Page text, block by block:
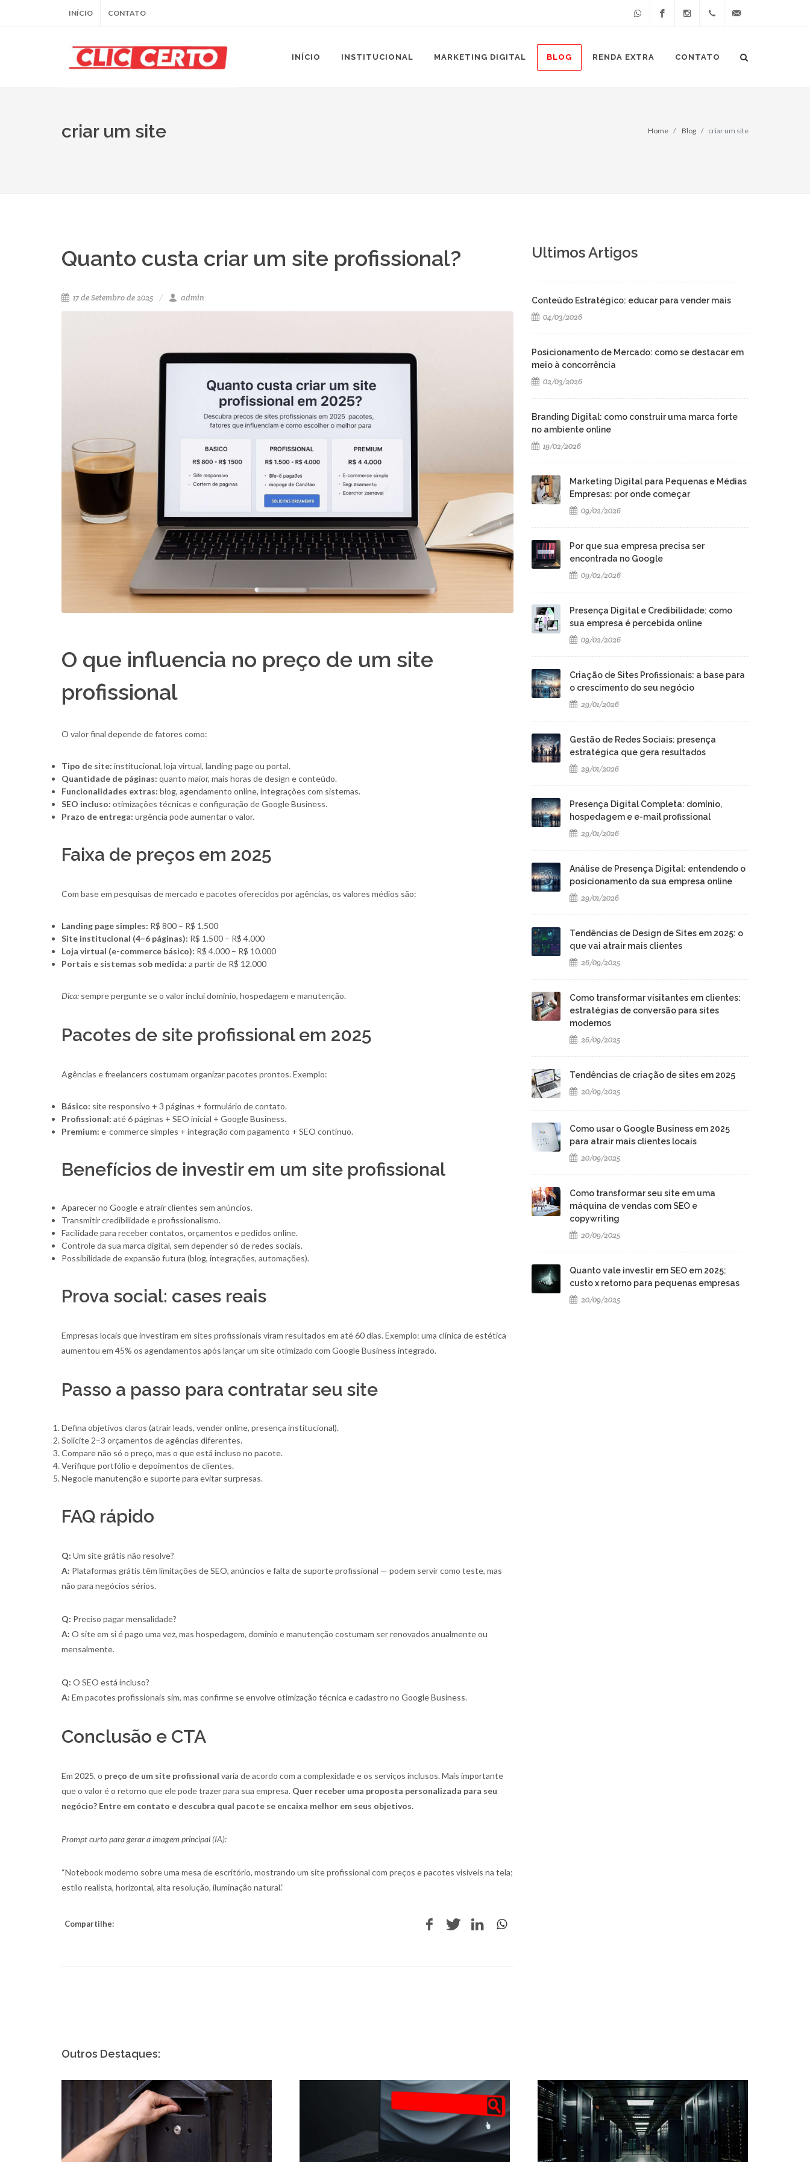
INÍCIO CONTATO
INÍCIO INSTITUCIONAL MARKETING DIGITAL BLOG RENDA EXTRA CONTATO
criar um site Home Blog criar um site
Quanto custa criar um site profissional?
17 de Setembro de 2025 admin
O que influencia no preço de um site
profissional
O valor final depende de fatores como:
Tipo de site: institucional, loja virtual, landing page ou portal.
Quantidade de páginas: quanto maior, mais horas de design e conteúdo.
Funcionalidades extras: blog, agendamento online, integrações com sistemas.
SEO incluso: otimizações técnicas e configuração de Google Business.
Prazo de entrega: urgência pode aumentar o valor.
Faixa de preços em 2025
Com base em pesquisas de mercado e pacotes oferecidos por agências, os valores médios são:
Landing page simples: R$ 800 – R$ 1.500
Site institucional (4–6 páginas): R$ 1.500 – R$ 4.000
Loja virtual (e-commerce básico): R$ 4.000 – R$ 10.000
Portais e sistemas sob medida: a partir de R$ 12.000
Dica: sempre pergunte se o valor inclui domínio, hospedagem e manutenção.
Pacotes de site profissional em 2025
Agências e freelancers costumam organizar pacotes prontos. Exemplo:
Básico: site responsivo + 3 páginas + formulário de contato.
Profissional: até 6 páginas + SEO inicial + Google Business.
Premium: e-commerce simples + integração com pagamento + SEO contínuo.
Benefícios de investir em um site profissional
Aparecer no Google e atrair clientes sem anúncios.
Transmitir credibilidade e profissionalismo.
Facilidade para receber contatos, orçamentos e pedidos online.
Controle da sua marca digital, sem depender só de redes sociais.
Possibilidade de expansão futura (blog, integrações, automações).
Prova social: cases reais
Empresas locais que investiram em sites profissionais viram resultados em até 60 dias. Exemplo: uma clínica de estética
aumentou em 45% os agendamentos após lançar um site otimizado com Google Business integrado.
Passo a passo para contratar seu site
Defina objetivos claros (atrair leads, vender online, presença institucional).
Solicite 2–3 orçamentos de agências diferentes.
Compare não só o preço, mas o que está incluso no pacote.
Verifique portfólio e depoimentos de clientes.
Negocie manutenção e suporte para evitar surpresas.
FAQ rápido
Q: Um site grátis não resolve?
A: Plataformas grátis têm limitações de SEO, anúncios e falta de suporte profissional — podem servir como teste, mas
não para negócios sérios.
Q: Preciso pagar mensalidade?
A: O site em si é pago uma vez, mas hospedagem, domínio e manutenção costumam ser renovados anualmente ou
mensalmente.
Q: O SEO está incluso?
A: Em pacotes profissionais sim, mas confirme se envolve otimização técnica e cadastro no Google Business.
Conclusão e CTA
Em 2025, o preço de um site profissional varia de acordo com a complexidade e os serviços inclusos. Mais importante
que o valor é o retorno que ele pode trazer para sua empresa. Quer receber uma proposta personalizada para seu
negócio? Entre em contato e descubra qual pacote se encaixa melhor em seus objetivos.
Prompt curto para gerar a imagem principal (IA):
“Notebook moderno sobre uma mesa de escritório, mostrando um site profissional com preços e pacotes visíveis na tela;
estilo realista, horizontal, alta resolução, iluminação natural.”
Compartilhe:
Ultimos Artigos
Conteúdo Estratégico: educar para vender mais
04/03/2026
Posicionamento de Mercado: como se destacar em
meio à concorrência
02/03/2026
Branding Digital: como construir uma marca forte
no ambiente online
19/02/2026
Marketing Digital para Pequenas e Médias
Empresas: por onde começar
09/02/2026
Por que sua empresa precisa ser
encontrada no Google
09/02/2026
Presença Digital e Credibilidade: como
sua empresa é percebida online
09/02/2026
Criação de Sites Profissionais: a base para
o crescimento do seu negócio
29/01/2026
Gestão de Redes Sociais: presença
estratégica que gera resultados
29/01/2026
Presença Digital Completa: domínio,
hospedagem e e-mail profissional
29/01/2026
Análise de Presença Digital: entendendo o
posicionamento da sua empresa online
29/01/2026
Tendências de Design de Sites em 2025: o
que vai atrair mais clientes
26/09/2025
Como transformar visitantes em clientes:
estratégias de conversão para sites
modernos
26/09/2025
Tendências de criação de sites em 2025
20/09/2025
Como usar o Google Business em 2025
para atrair mais clientes locais
20/09/2025
Como transformar seu site em uma
máquina de vendas com SEO e
copywriting
20/09/2025
Quanto vale investir em SEO em 2025:
custo x retorno para pequenas empresas
20/09/2025
Outros Destaques: